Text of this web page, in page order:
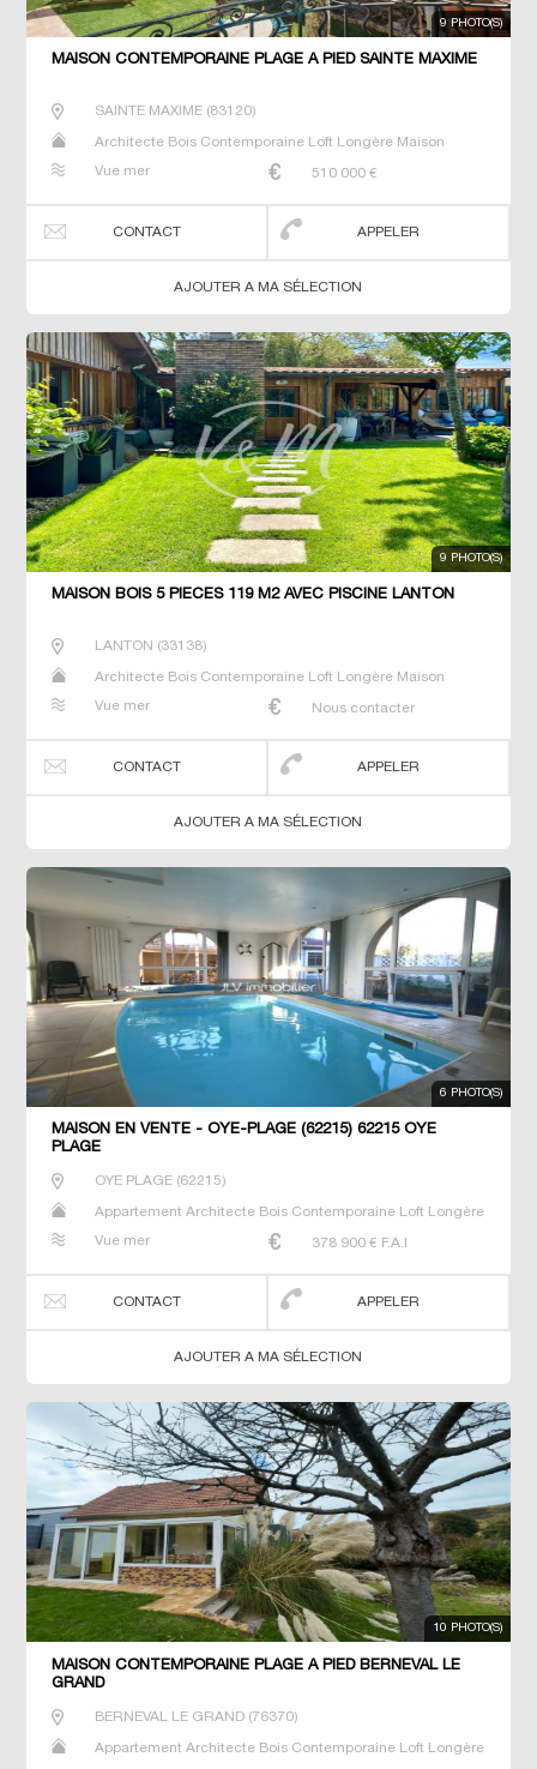
9 PHOTO(S)
MAISON CONTEMPORAINE PLAGE À PIED SAINTE MAXIME
SAINTE MAXIME(83120)
Architecte Bois Contemporaine Loft Longère Maison
Vue mer
510 000 €
CONTACT APPELER
AJOUTER A MA SÉLECTION
9 PHOTO(S)
MAISON BOIS 5 PIECES 119 M2 AVEC PISCINE LANTON
LANTON (33138)
Architecte Bois Contemporaine Loft Longère Maison
Vue mer
Nous contacter
CONTACT APPELER
AJOUTER A MA SÉLECTION
6 PHOTO(S)
MAISON EN VENTE - OYE-PLAGE (62215) 62215 OYE
PLAGE
OYE PLAGE(62215)
Appartement Architecte Bois Contemporaine Loft Longère
Villa
Vue mer 378 900 € F.A.I
CONTACT APPELER
AJOUTER A MA SÉLECTION
10 PHOTO(S)
MAISON CONTEMPORAINE PLAGE À PIED BERNEVAL LE
GRAND
BERNEVAL LE GRAND(76370)
Appartement Architecte Bois Contemporaine Loft Longère